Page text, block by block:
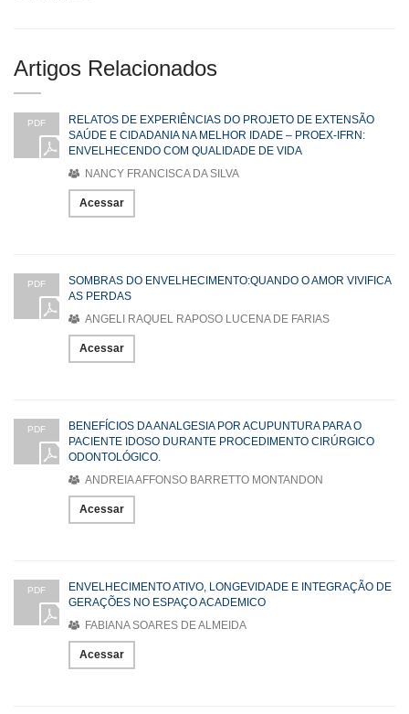
Artigos Relacionados
PDF
RELATOS DE EXPERIÊNCIAS DO PROJETO DE EXTENSÃO
SAÚDE E CIDADANIA NA MELHOR IDADE – PROEX-IFRN:
ENVELHECENDO COM QUALIDADE DE VIDA
NANCY FRANCISCA DA SILVA
Acessar
PDF
SOMBRAS DO ENVELHECIMENTO:QUANDO O AMOR VIVIFICA
AS PERDAS
ANGELI RAQUEL RAPOSO LUCENA DE FARIAS
Acessar
PDF
BENEFÍCIOS DA ANALGESIA POR ACUPUNTURA PARA O
PACIENTE IDOSO DURANTE PROCEDIMENTO CIRÚRGICO
ODONTOLÓGICO.
ANDREIA AFFONSO BARRETTO MONTANDON
Acessar
PDF
ENVELHECIMENTO ATIVO, LONGEVIDADE E INTEGRAÇÃO DE
GERAÇÕES NO ESPAÇO ACADEMICO
FABIANA SOARES DE ALMEIDA
Acessar